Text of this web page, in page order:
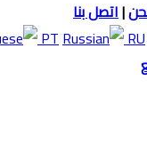
|اتصل بنا
PT RU